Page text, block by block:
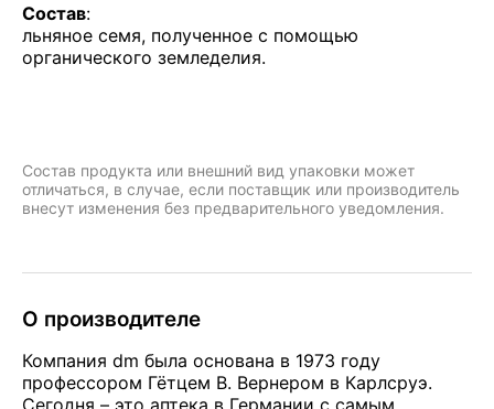
Состав:
льняное семя, полученное с помощью
органического земледелия.
Состав продукта или внешний вид упаковки может
отличаться, в случае, если поставщик или производитель
внесут изменения без предварительного уведомления.
О производителе
Компания dm была основана в 1973 году
профессором Гётцем В. Вернером в Карлсруэ.